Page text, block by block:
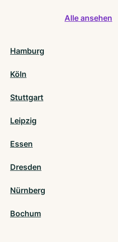
Alle ansehen
Hamburg
Köln
Stuttgart
Leipzig
Essen
Dresden
Nürnberg
Bochum